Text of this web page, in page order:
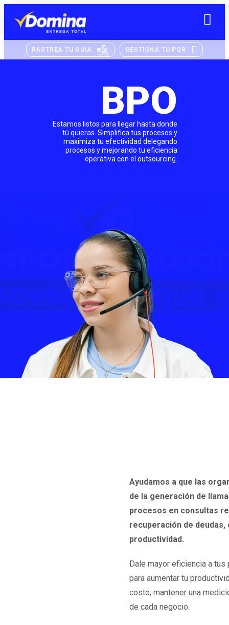
RASTREA TU GUÍA GESTIONA TU PQR
BPO
Estamos listos para llegar hasta donde
tú quieras. Simplifica tus procesos y
maximiza tu efectividad delegando
procesos y mejorando tu eficiencia
operativa con el outsourcing.
Ayudamos a que las
de la generación de
procesos en consultas
recuperación de
productividad.
Dale mayor eficiencia a
para aumentar tu
costo, mantener una
de cada negocio.